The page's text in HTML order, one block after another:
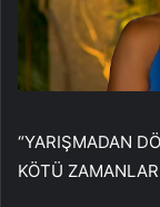
“YARIŞMADAN
KÖTÜ